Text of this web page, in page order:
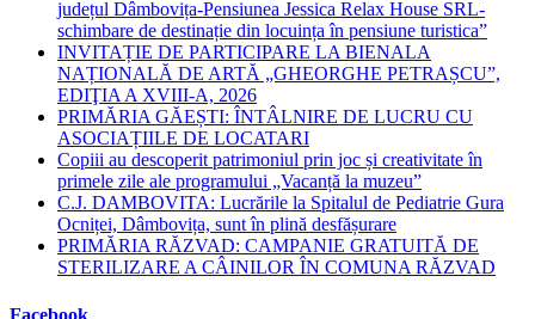
județul Dâmbovița-Pensiunea Jessica Relax House SRL-
schimbare de destinație din locuința în pensiune turistica”
INVITAȚIE DE PARTICIPARE LA BIENALA
NAȚIONALĂ DE ARTĂ „GHEORGHE PETRAȘCU”,
EDIŢIA A XVIII-A, 2026
PRIMĂRIA GĂEȘTI: ÎNTÂLNIRE DE LUCRU CU
ASOCIAȚIILE DE LOCATARI
Copiii au descoperit patrimoniul prin joc și creativitate în
primele zile ale programului „Vacanță la muzeu”
C.J. DAMBOVITA: Lucrările la Spitalul de Pediatrie Gura
Ocniței, Dâmbovița, sunt în plină desfășurare
PRIMĂRIA RĂZVAD: CAMPANIE GRATUITĂ DE
STERILIZARE A CÂINILOR ÎN COMUNA RĂZVAD
Facebook